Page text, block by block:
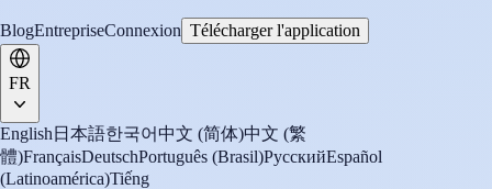
BlogEntrepriseConnexion Télécharger l'application
FR
English 日本語한국어中文 (简体)中文 (繁
體)FrançaisDeutschPortuguês (Brasil)РусскийEspañol
(Latinoamérica)Tiếng